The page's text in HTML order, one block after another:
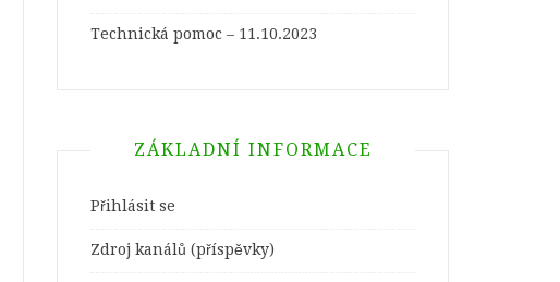
Technická pomoc – 11.10.2023
ZÁKLADNÍ INFORMACE
Přihlásit se
Zdroj kanálů (příspěvky)